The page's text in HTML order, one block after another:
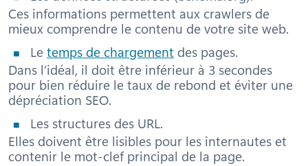
Ces informations permettent aux crawlers de
mieux comprendre le contenu de votre site web.
Letemps de chargement des pages.
Dans l’idéal, il doit être inférieur à 3 secondes
pour bien réduire le taux de rebond et éviter une
dépréciation SEO.
Les structures des URL.
Elles doivent être lisibles pour les internautes et
contenir le mot-clef principal de la page.